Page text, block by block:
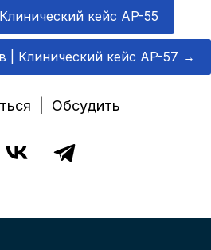
кейс AP-55
| Клинический кейс AP-57 →
| Обсудить